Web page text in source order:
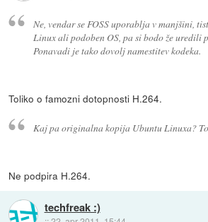
Ne, vendar se FOSS uporablja v manjšini,
Linux ali podoben OS, pa si bodo že uredili
Ponavadi je tako dovolj namestitev kodeka.
Toliko o famozni dotopnosti H.264.
Kaj pa originalna kopija Ubuntu Linuxa?
Ne podpira H.264.
techfreak :)